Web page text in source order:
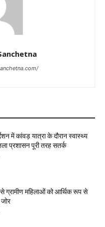
में कांवड़ यात्रा के दौरान स्वास्थ्य
प्रशासन पूरी तरह सतर्क
से ग्रामीण महिलाओं को आर्थिक रूप से